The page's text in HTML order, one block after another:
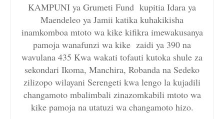
KAMPUNI ya Grumeti Fund kupitia Idara ya
Maendeleo ya Jamii katika kuhakikisha
inamkomboa mtoto wa kike kifikra imewakusanya
pamoja wanafunzi wa kike zaidi ya 390 na
wavulana 435 Kwa wakati tofauti kutoka shule za
sekondari Ikoma, Manchira, Robanda na Sedeko
zilizopo wilayani Serengeti kwa lengo la kujadili
changamoto mbalimbali zinazomkabili mtoto wa
kike pamoja na utatuzi wa changamoto hizo.